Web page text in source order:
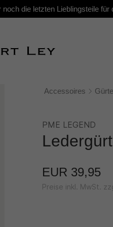
die letzten Lieblingsteile für
Accessoires
PME LEGEND
EUR 39,95
Preise inkl. MwSt.